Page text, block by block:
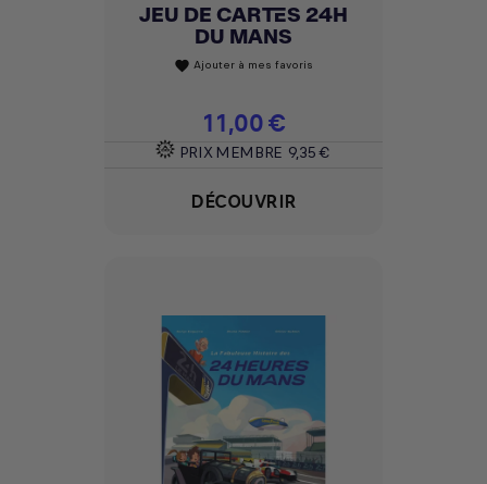
JEU DE CARTES 24H
DU MANS
favorite Ajouter à mes favoris
Prix
11,00 €
PRIX MEMBRE 9,35 €
DÉCOUVRIR